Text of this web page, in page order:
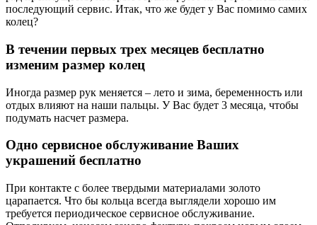
последующий сервис. Итак, что же будет у Вас помимо самих
колец?
В течении первых трех месяцев бесплатно
изменим размер колец
Иногда размер рук меняется – лето и зима, беременность или
отдых влияют на наши пальцы. У Вас будет 3 месяца, чтобы
подумать насчет размера.
Одно сервисное обслуживание Ваших
украшений бесплатно
При контакте с более твердыми материалами золото
царапается. Что бы кольца всегда выглядели хорошо им
требуется периодическое сервисное обслуживание.